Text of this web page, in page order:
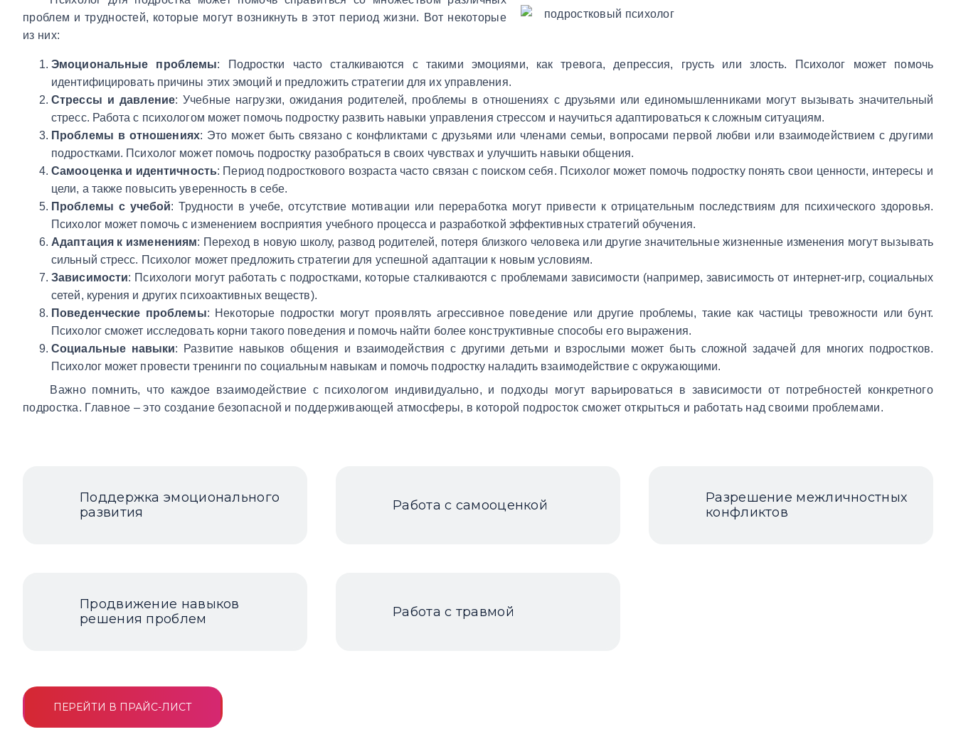
проблем и трудностей, которые могут возникнуть в этот период жизни. Вот некоторые
из них:
Эмоциональные проблемы: Подростки часто сталкиваются с такими эмоциями, как тревога, депрессия, грусть или злость. Психолог может помочь
идентифицировать причины этих эмоций и предложить стратегии для их управления.
Стрессы и давление: Учебные нагрузки, ожидания родителей, проблемы в отношениях с друзьями или единомышленниками могут вызывать значительный
стресс. Работа с психологом может помочь подростку развить навыки управления стрессом и научиться адаптироваться к сложным ситуациям.
Проблемы в отношениях: Это может быть связано с конфликтами с друзьями или членами семьи, вопросами первой любви или взаимодействием с другими
подростками. Психолог может помочь подростку разобраться в своих чувствах и улучшить навыки общения.
Самооценка и идентичность: Период подросткового возраста часто связан с поиском себя. Психолог может помочь подростку понять свои ценности, интересы и
цели, а также повысить уверенность в себе.
Проблемы с учебой: Трудности в учебе, отсутствие мотивации или переработка могут привести к отрицательным последствиям для психического здоровья.
Психолог может помочь с изменением восприятия учебного процесса и разработкой эффективных стратегий обучения.
Адаптация к изменениям: Переход в новую школу, развод родителей, потеря близкого человека или другие значительные жизненные изменения могут вызывать
сильный стресс. Психолог может предложить стратегии для успешной адаптации к новым условиям.
Зависимости: Психологи могут работать с подростками, которые сталкиваются с проблемами зависимости (например, зависимость от интернет-игр, социальных
сетей, курения и других психоактивных веществ).
Поведенческие проблемы: Некоторые подростки могут проявлять агрессивное поведение или другие проблемы, такие как частицы тревожности или бунт.
Психолог сможет исследовать корни такого поведения и помочь найти более конструктивные способы его выражения.
Социальные навыки: Развитие навыков общения и взаимодействия с другими детьми и взрослыми может быть сложной задачей для многих подростков.
Психолог может провести тренинги по социальным навыкам и помочь подростку наладить взаимодействие с окружающими.
Важно помнить, что каждое взаимодействие с психологом индивидуально, и подходы могут варьироваться в зависимости от потребностей конкретного
подростка. Главное – это создание безопасной и поддерживающей атмосферы, в которой подросток сможет открыться и работать над своими проблемами.
Поддержка эмоционального
развития
Работа с самооценкой
Разрешение межличностных
конфликтов
Продвижение навыков
решения проблем
Работа с травмой
ПЕРЕЙТИ В ПРАЙС-ЛИСТ